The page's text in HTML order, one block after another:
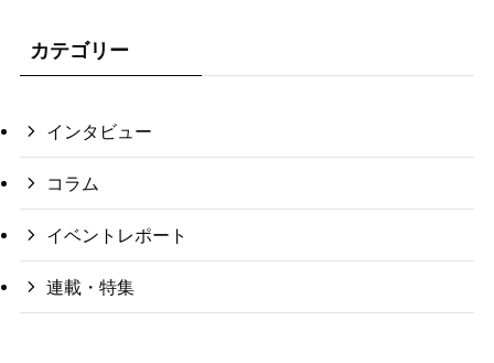
カテゴリー
インタビュー
コラム
イベントレポート
連載・特集